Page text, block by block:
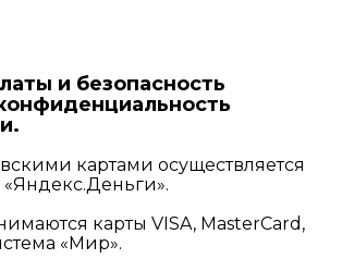
и безопасность
картами осуществляется
карты VISA, MasterCard,
«Мир».